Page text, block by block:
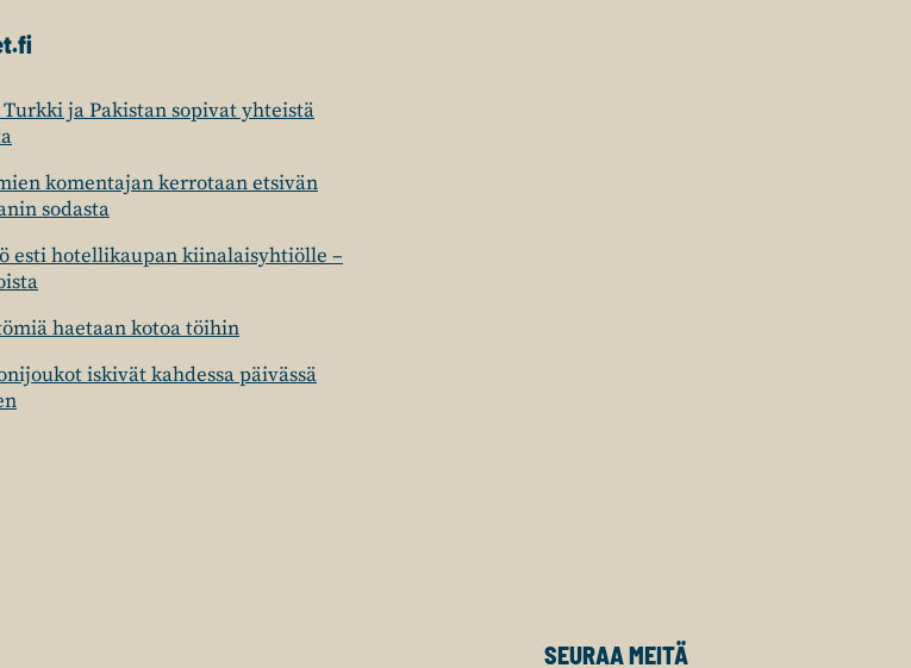
ja Pakistan sopivat yhteistä
komentajan kerrotaan etsivän
sodasta
esti hotellikaupan kiinalaisyhtiölle –
haetaan kotoa töihin
iskivät kahdessa päivässä
SEURAA MEITÄ